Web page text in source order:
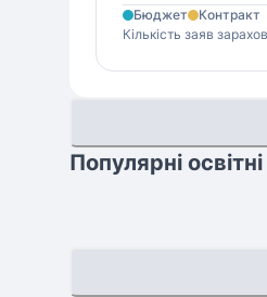
Бюджет
Контракт
Кількість заяв
Популярні